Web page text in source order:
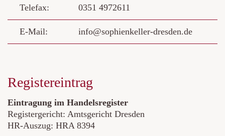
Telefax: 0351 4972611
E-Mail: info@sophienkeller-dresden.de
Registereintrag
Eintragung im Handelsregister
Registergericht: Amtsgericht Dresden
HR-Auszug: HRA 8394